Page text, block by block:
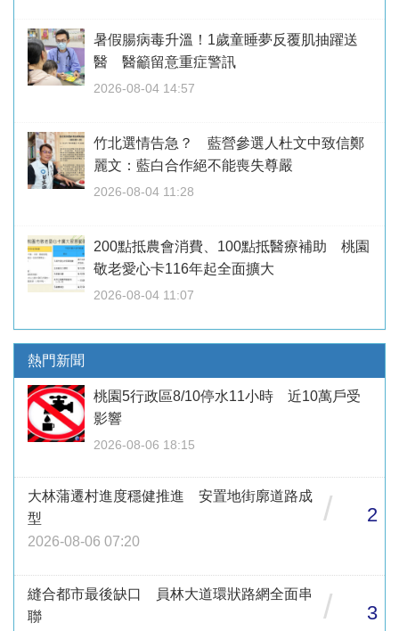
暑假腸病毒升溫！1歲童睡夢反覆肌抽躍送
醫 醫籲留意重症警訊
2026-08-04 14:57
竹北選情告急？ 藍營參選人杜文中致信鄭
麗文：藍白合作絕不能喪失尊嚴
2026-08-04 11:28
200點抵農會消費、100點抵醫療補助 桃園
敬老愛心卡116年起全面擴大
2026-08-04 11:07
熱門新聞
桃園5行政區8/10停水11小時 近10萬戶受
影響
2026-08-06 18:15
大林蒲遷村進度穩健推進 安置地街廓道路成
型
2026-08-06 07:20
/ 2
縫合都市最後缺口 員林大道環狀路網全面串
聯
/ 3